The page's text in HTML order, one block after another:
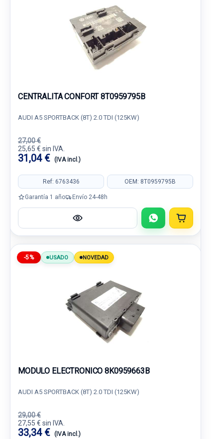
CENTRALITA CONFORT 8T0959795B
AUDI A5 SPORTBACK (8T) 2.0 TDI (125KW)
27,00 €
25,65 € sin IVA.
31,04 € (IVA incl.)
Ref: 6763436 OEM: 8T0959795B
Garantía 1 año Envío 24-48h
-5% USADO NOVEDAD
MODULO ELECTRONICO 8K0959663B
AUDI A5 SPORTBACK (8T) 2.0 TDI (125KW)
29,00 €
27,55 € sin IVA.
33,34 € (IVA incl.)